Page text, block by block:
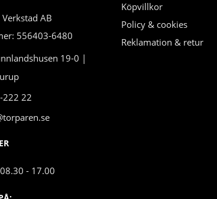
AB
556403-6480
19-0 |
222 22
- 17.00
Köpvillkor
Policy & cookies
Reklamation & retur